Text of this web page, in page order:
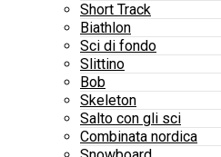
Short Track
Biathlon
Sci di fondo
Slittino
Bob
Skeleton
Salto con gli sci
Combinata nordica